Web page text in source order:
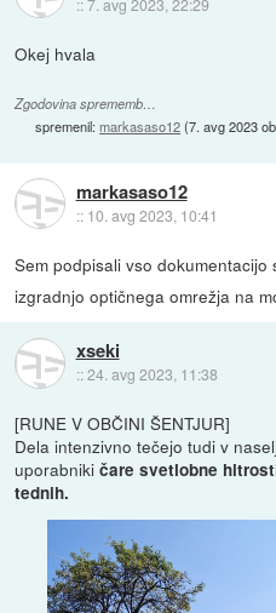
::7. avg 2023, 22:29
Okej hvala
Zgodovina sprememb…
spremenil:markasaso12(7. avg 2023
markasaso12
:: 10. avg 2023, 10:41
Sem podpisali vso
izgradnjo optičnega omrežja na
xseki
::24. avg 2023, 11:38
[RUNE V OBČINI ŠENTJUR]
Dela intenzivno tečejo tudi v
uporabnikičare svetlobne
tednih.